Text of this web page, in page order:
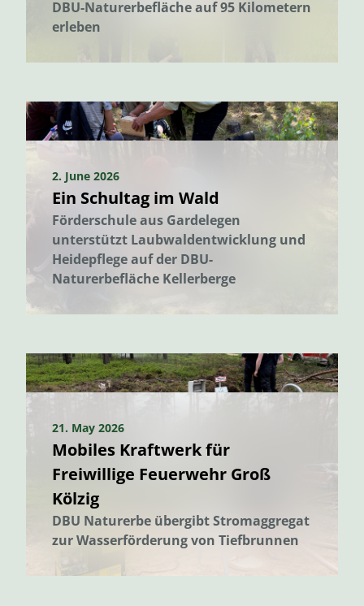
DBU-Naturerbefläche auf 95 Kilometern
erleben
2. June 2026
Ein Schultag im Wald
Förderschule aus Gardelegen
unterstützt Laubwaldentwicklung und
Heidepflege auf der DBU-
Naturerbefläche Kellerberge
21. May 2026
Mobiles Kraftwerk für
Freiwillige Feuerwehr Groß
Kölzig
DBU Naturerbe übergibt Stromaggregat
zur Wasserförderung von Tiefbrunnen